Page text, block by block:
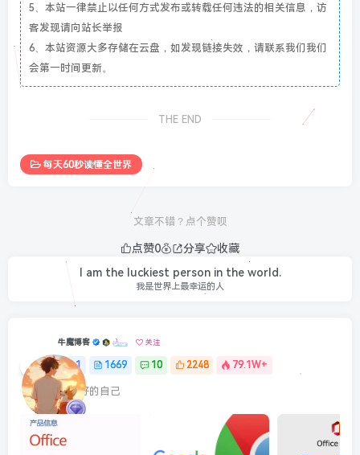
5、本站一律禁止以任何方式发布或转载任何违法的相关信息，访
客发现请向站长举报
6、本站资源大多存储在云盘，如发现链接失效，请联系我们我们
会第一时间更新。
THE END
每天60秒读懂全世界
文章不错？点个赞呗
点赞0 分享
收藏
People are not just to love and live.
人不是仅仅为了爱而生存的
牛魔博客 关注
1 1669 10 2248 79.1W+
最最好的自己